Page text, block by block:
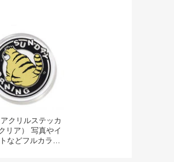
量注文がお得 安いオリジナル自作アクスタ
ホルダー 大ロット・大量注文がお得 安い
などフルカラー印刷可能！透明感がかわ
りシール ハート型
クリルステッカ
リア） 写真やイ
などフルカラー